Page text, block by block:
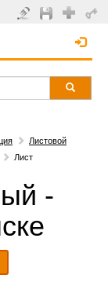
Листовой
Лист
-